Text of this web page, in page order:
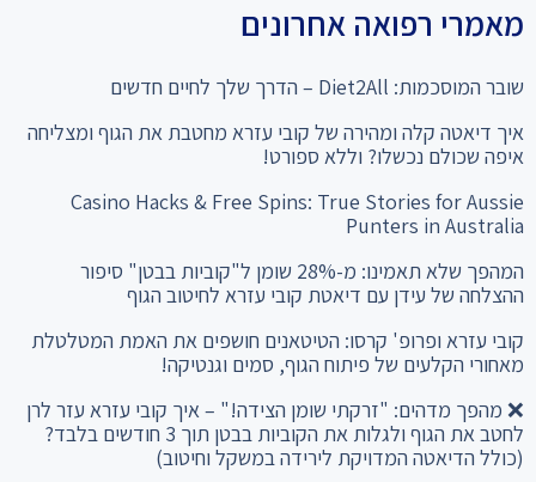
מאמרי רפואה אחרונים
שובר המוסכמות: Diet2All – הדרך שלך לחיים חדשים
איך דיאטה קלה ומהירה של קובי עזרא מחטבת את הגוף ומצליחה
איפה שכולם נכשלו? וללא ספורט!
Casino Hacks & Free Spins: True Stories for Aussie
Punters in Australia
המהפך שלא תאמינו: מ-28% שומן ל"קוביות בבטן" סיפור
ההצלחה של עידן עם דיאטת קובי עזרא לחיטוב הגוף
קובי עזרא ופרופ' קרסו: הטיטאנים חושפים את האמת המטלטלת
מאחורי הקלעים של פיתוח הגוף, סמים וגנטיקה!
❌ מהפך מדהים: "זרקתי שומן הצידה!" – איך קובי עזרא עזר לרן
לחטב את הגוף ולגלות את הקוביות בבטן תוך 3 חודשים בלבד?
(כולל הדיאטה המדויקת לירידה במשקל וחיטוב)